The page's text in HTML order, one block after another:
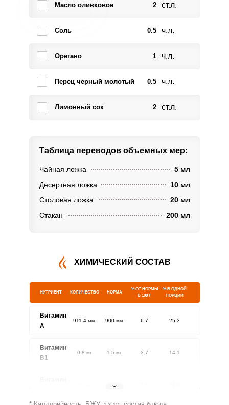
Масло оливковое 2 ст.л.
Соль 0.5 ч.л.
Орегано 1 ч.л.
Перец черный молотый 0.5 ч.л.
Лимонный сок 2 ст.л.
Таблица переводов объемных мер:
Чайная ложка
5 мл
Десертная ложка
10 мл
Столовая ложка
20 мл
Стакан
200 мл
ХИМИЧЕСКИЙ СОСТАВ
НУТРИЕНТ КОЛИЧЕСТВО НОРМА
% ОТ НОРМЫ
В 100 Г
% В ОДНОЙ
ПОРЦИИ
Витамин
A
911.4 мкг 900 мкг 6.7 25.3
Витамин
В1
0.8 мг 1.5 мг 3.7 14.1
1.8 мг